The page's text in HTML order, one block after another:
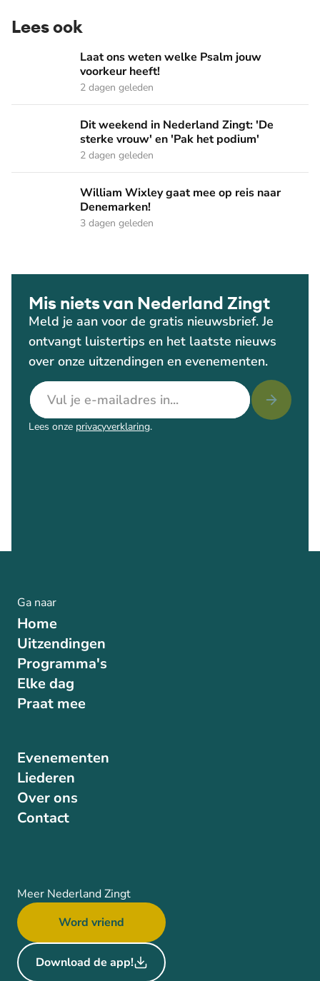
Lees ook
Laat ons weten welke Psalm jouw voorkeur heeft!
Laat ons weten welke Psalm jouw
voorkeur heeft!
2 dagen geleden
Dit weekend in Nederland Zingt: 'De sterke vrouw' en 'Pak
Dit weekend in Nederland Zingt: 'De
sterke vrouw' en 'Pak het podium'
2 dagen geleden
William Wixley gaat mee op reis naar Denemarken!
William Wixley gaat mee op reis naar
Denemarken!
3 dagen geleden
Mis niets van Nederland Zingt
Meld je aan voor de gratis nieuwsbrief. Je
ontvangt luistertips en het laatste nieuws
over onze uitzendingen en evenementen.
E-mailadres
Lees onze privacyverklaring.
Ga naar
Home
Uitzendingen
Programma's
Elke dag
Praat mee
Evenementen
Liederen
Over ons
Contact
Meer Nederland Zingt
Word vriend
Download de app!